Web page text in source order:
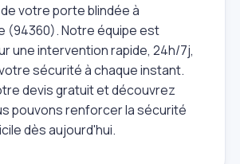
votre porte blindée à
(94360). Notre équipe est
une intervention rapide, 24h/7j,
sécurité à chaque instant.
devis gratuit et découvrez
pouvons renforcer la sécurité
dès aujourd'hui.